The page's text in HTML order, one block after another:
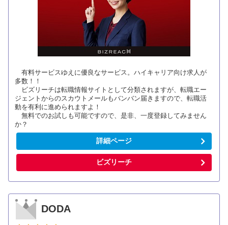
有料サービスゆえに優良なサービス。ハイキャリア向け求人が
多数！！
ビズリーチは転職情報サイトとして分類されますが、転職エー
ジェントからのスカウトメールもバンバン届きますので、転職活
動を有利に進められますよ！
無料でのお試しも可能ですので、是非、一度登録してみません
か？
詳細ページ
ビズリーチ
DODA